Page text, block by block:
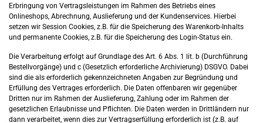
Erbringung von Vertragsleistungen im Rahmen des Betriebs eines
Onlineshops, Abrechnung, Auslieferung und der Kundenservices. Hierbei
setzen wir Session Cookies, z.B. für die Speicherung des Warenkorb-Inhalts
und permanente Cookies, z.B. für die Speicherung des Login-Status ein.
Die Verarbeitung erfolgt auf Grundlage des Art. 6 Abs. 1 lit. b (Durchführung
Bestellvorgänge) und c (Gesetzlich erforderliche Archivierung) DSGVO. Dabei
sind die als erforderlich gekennzeichneten Angaben zur Begründung und
Erfüllung des Vertrages erforderlich. Die Daten offenbaren wir gegenüber
Dritten nur im Rahmen der Auslieferung, Zahlung oder im Rahmen der
gesetzlichen Erlaubnisse und Pflichten. Die Daten werden in Drittländern nur
dann verarbeitet, wenn dies zur Vertragserfüllung erforderlich ist (z.B. auf